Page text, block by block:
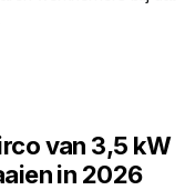
van 3,5 kW
in 2026